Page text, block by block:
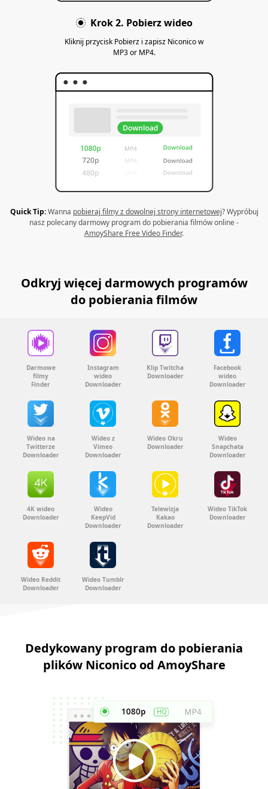
Krok 2. Pobierz wideo
Kliknij przycisk Pobierz i zapisz Niconico w
MP3 or MP4.
Quick Tip:Wanna pobieraj filmy z dowolnej strony internetowej? Wypróbuj
nasz polecany darmowy program do pobierania filmów online -
AmoyShare Free Video Finder.
Odkryj więcej darmowych programów
do pobierania filmów
Darmowe
filmy
Finder
Instagram
wideo
Downloader
Klip Twitcha
Downloader
Facebook
wideo
Downloader
Wideo na
Twitterze
Downloader
Wideo z
Vimeo
Downloader
Wideo Okru
Downloader
Wideo
Snapchata
Downloader
4K wideo
Downloader
Wideo
KeepVid
Downloader
Telewizja
Kakao
Downloader
Wideo TikTok
Downloader
Wideo Reddit
Downloader
Wideo Tumblr
Downloader
Dedykowany program do pobierania
plików Niconico od AmoyShare